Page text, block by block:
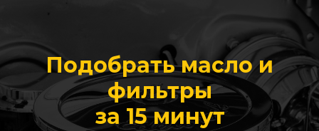
Подобрать масло и
фильтры
за 15 минут